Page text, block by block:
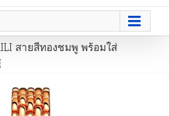
สายสีทองชมพู พร้อมใส่